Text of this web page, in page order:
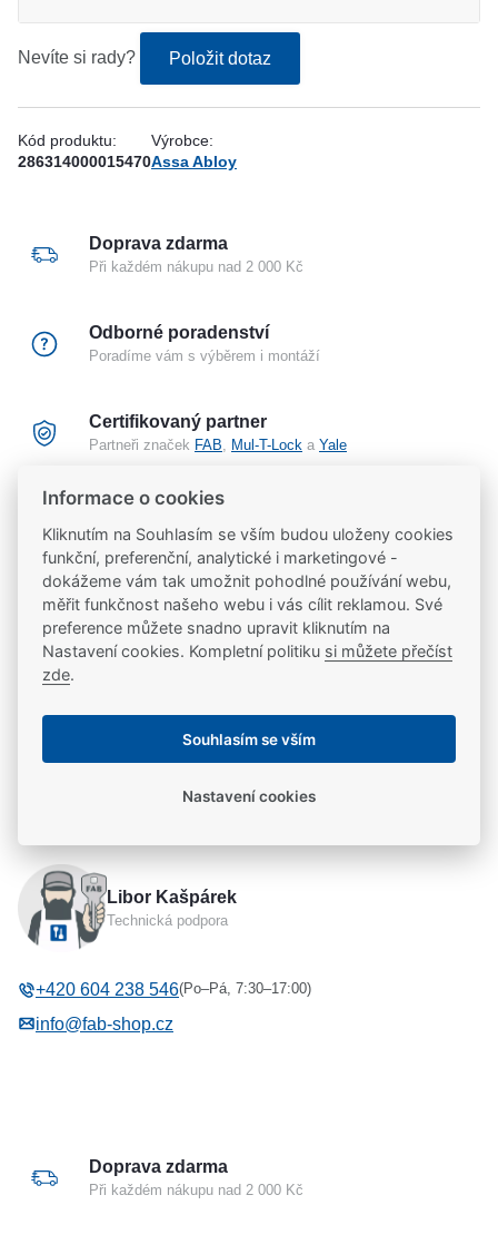
Nevíte si rady? Položit dotaz
Kód produktu:
286314000015470
Výrobce:
Assa Abloy
Doprava zdarma
Při každém nákupu nad 2 000 Kč
Odborné poradenství
Poradíme vám s výběrem i montáží
Certifikovaný partner
Partneři značek FAB, Mul-T-Lock a Yale
20 let na trhu
Poradíme vám, máme 20 let zkušeností
Popis
Štít k povrchovým panikových hrazdám.
Ke stažení
Ke stažení
Výrobce
Typ příslušenstvíLibor Kašpárek
Technická podpora
+420 604 238 546(Po–Pá, 7:30–17:00)
info@fab-shop.cz
Doprava zdarma
Při každém nákupu nad 2 000 Kč
Informace o cookies
Kliknutím na Souhlasím se vším budou uloženy cookies
funkční, preferenční, analytické i marketingové -
dokážeme vám tak umožnit pohodlné používání webu,
měřit funkčnost našeho webu i vás cílit reklamou. Své
preference můžete snadno upravit kliknutím na
Nastavení cookies. Kompletní politiku si můžete přečíst
zde.
Souhlasím se vším
Nastavení cookies